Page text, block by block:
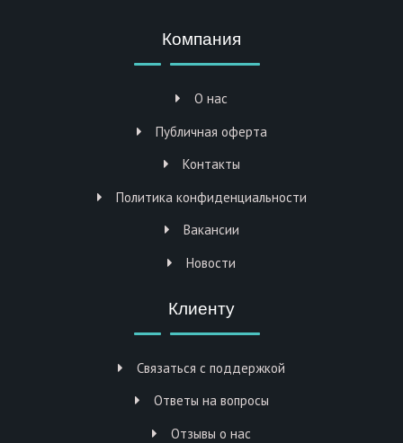
Компания
О нас
Публичная оферта
Контакты
Политика конфиденциальности
Вакансии
Новости
Клиенту
Связаться с поддержкой
Ответы на вопросы
Отзывы о нас